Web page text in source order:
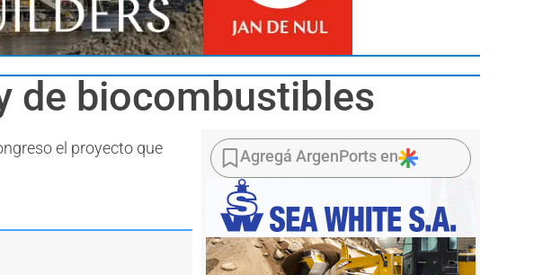
de biocombustibles
el proyecto que
Agregá ArgenPorts en